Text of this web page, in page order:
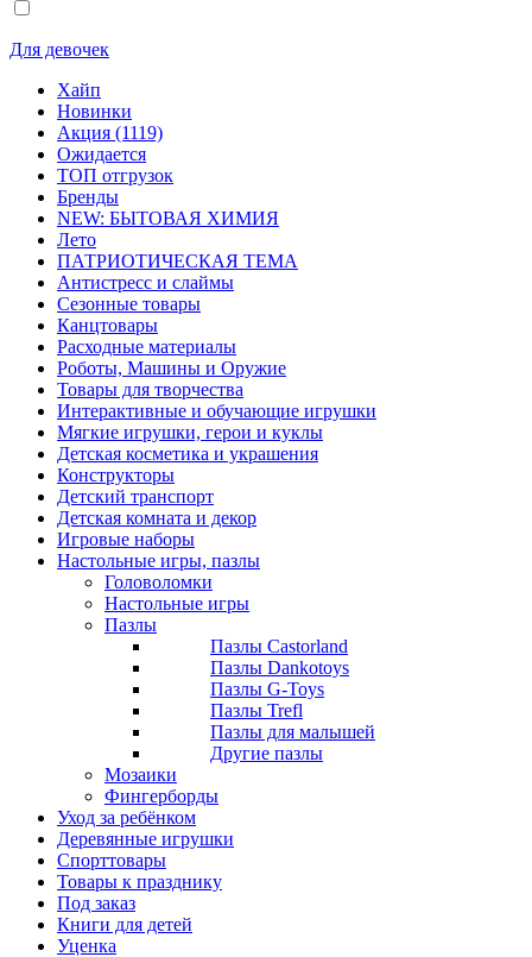
Для девочек
Хайп
Новинки
Акция (1119)
Ожидается
ТОП отгрузок
Бренды
NEW: БЫТОВАЯ ХИМИЯ
Лето
ПАТРИОТИЧЕСКАЯ ТЕМА
Антистресс и слаймы
Сезонные товары
Канцтовары
Расходные материалы
Роботы, Машины и Оружие
Товары для творчества
Интерактивные и обучающие игрушки
Мягкие игрушки, герои и куклы
Детская косметика и украшения
Конструкторы
Детский транспорт
Детская комната и декор
Игровые наборы
Настольные игры, пазлы
Головоломки
Настольные игры
Пазлы
Пазлы Castorland
Пазлы Dankotoys
Пазлы G-Toys
Пазлы Trefl
Пазлы для малышей
Другие пазлы
Мозаики
Фингерборды
Уход за ребёнком
Деревянные игрушки
Спорттовары
Товары к празднику
Под заказ
Книги для детей
Уценка